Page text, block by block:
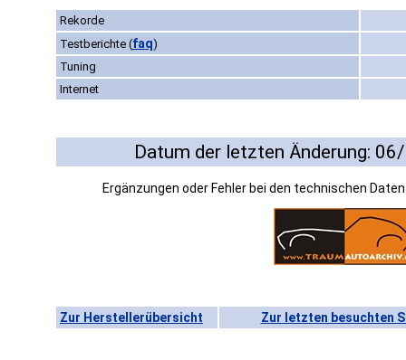
Rekorde
Testberichte (faq)
Tuning
Internet
Datum der letzten Änderung:
Ergänzungen oder Fehler bei den technischen
Zur Herstellerübersicht Zur letzten besuchten